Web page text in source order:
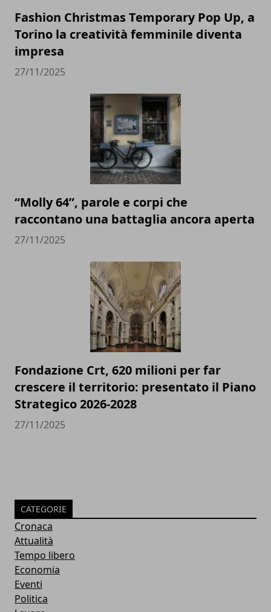
Fashion Christmas Temporary Pop Up, a
Torino la creatività femminile diventa
impresa
27/11/2025
“Molly 64”, parole e corpi che
raccontano una battaglia ancora aperta
27/11/2025
Fondazione Crt, 620 milioni per far
crescere il territorio: presentato il Piano
Strategico 2026-2028
27/11/2025
CATEGORIE
Cronaca
Attualità
Tempo libero
Economia
Eventi
Politica